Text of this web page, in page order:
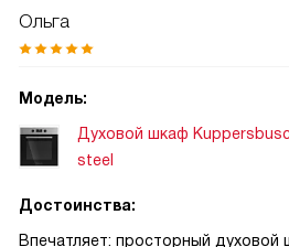
кондитерской. Это не просто
шарлотку к воскресному обеду, и
приятно: муж похвалил и
важнее всяких характеристик.
Ольга
Модель:
Духовой шкаф
steel
Достоинства:
Впечатляет: просторный